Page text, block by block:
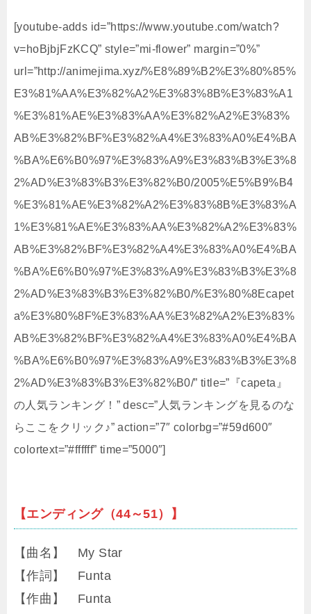
[youtube-adds id=”https://www.youtube.com/watch?
v=hoBjbjFzKCQ” style=”mi-flower” margin=”0%”
url=”http://animejima.xyz/%E8%89%B2%E3%80%85%
E3%81%AA%E3%82%A2%E3%83%8B%E3%83%A1
%E3%81%AE%E3%83%AA%E3%82%A2%E3%83%
AB%E3%82%BF%E3%82%A4%E3%83%A0%E4%BA
%BA%E6%B0%97%E3%83%A9%E3%83%B3%E3%8
2%AD%E3%83%B3%E3%82%B0/2005%E5%B9%B4
%E3%81%AE%E3%82%A2%E3%83%8B%E3%83%A
1%E3%81%AE%E3%83%AA%E3%82%A2%E3%83%
AB%E3%82%BF%E3%82%A4%E3%83%A0%E4%BA
%BA%E6%B0%97%E3%83%A9%E3%83%B3%E3%8
2%AD%E3%83%B3%E3%82%B0/%E3%80%8Ecapet
a%E3%80%8F%E3%83%AA%E3%82%A2%E3%83%
AB%E3%82%BF%E3%82%A4%E3%83%A0%E4%BA
%BA%E6%B0%97%E3%83%A9%E3%83%B3%E3%8
2%AD%E3%83%B3%E3%82%B0/” title=”『capeta』
の人気ランキング！” desc=”人気ランキングを見るのな
らここをクリック♪” action=”7″ colorbg=”#59d600″
colortext=”#ffffff” time=”5000″]
【エンディング（44～51）】
【曲名】 My Star
【作詞】 Funta
【作曲】 Funta